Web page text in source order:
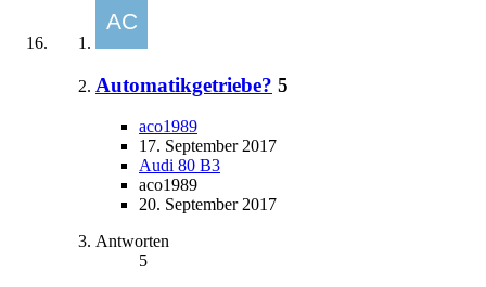
Automatikgetriebe? 5
aco1989
17. September 2017
Audi 80 B3
aco1989
20. September 2017
Antworten
5